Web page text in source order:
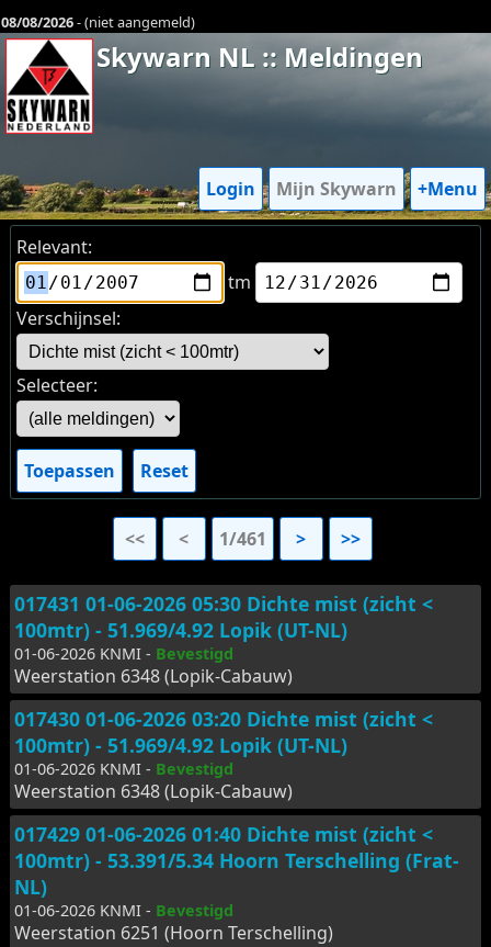
08/08/2026- (niet aangemeld)
Skywarn NL :: Meldingen
Login Mijn Skywarn +Menu
Relevant:
tm
Verschijnsel:
Selecteer:
Toepassen Reset
<< < 1/461 > >>
017431 01-06-2026 05:30 Dichte mist (zicht <
100mtr) - 51.969/4.92 Lopik (UT-NL)
01-06-2026 KNMI - Bevestigd
Weerstation 6348 (Lopik-Cabauw)
017430 01-06-2026 03:20 Dichte mist (zicht <
100mtr) - 51.969/4.92 Lopik (UT-NL)
01-06-2026 KNMI - Bevestigd
Weerstation 6348 (Lopik-Cabauw)
017429 01-06-2026 01:40 Dichte mist (zicht <
100mtr) - 53.391/5.34 Hoorn Terschelling (Frat-
NL)
01-06-2026 KNMI - Bevestigd
Weerstation 6251 (Hoorn Terschelling)